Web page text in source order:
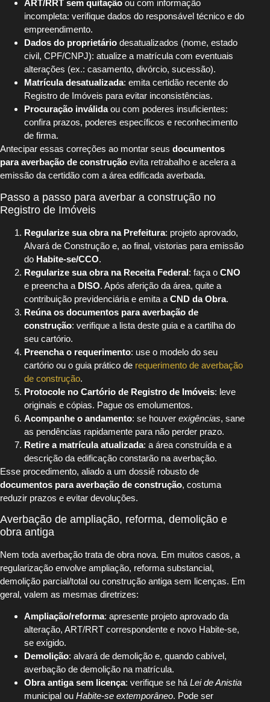
ART/RRT sem quitação ou com informação
incompleta: verifique dados do responsável técnico e do
empreendimento.
Dados do proprietário desatualizados (nome, estado
civil, CPF/CNPJ): atualize a matrícula com eventuais
alterações (ex.: casamento, divórcio, sucessão).
Matrícula desatualizada: emita certidão recente do
Registro de Imóveis para evitar inconsistências.
Procuração inválidaou com poderes insuficientes:
confira prazos, poderes específicos e reconhecimento
de firma.
Antecipar essas correções ao montar seus documentos
para averbação de construção evita retrabalho e acelera a
emissão da certidão com a área edificada averbada.
Passo a passo para averbar a construção no
Registro de Imóveis
Regularize sua obra na Prefeitura: projeto aprovado,
Alvará de Construção e, ao final, vistorias para emissão
do Habite-se/CCO.
Regularize sua obra na Receita Federal: faça o CNO
e preencha a DISO. Após aferição da área, quite a
contribuição previdenciária e emita a CND da Obra.
Reúna os documentos para averbação de
construção: verifique a lista deste guia e a cartilha do
seu cartório.
Preencha o requerimento: use o modelo do seu
cartório ou o guia prático de requerimento de averbação
de construção.
Protocole no Cartório de Registro de Imóveis: leve
originais e cópias. Pague os emolumentos.
Acompanhe o andamento: se houver exigências, sane
as pendências rapidamente para não perder prazo.
Retire a matrícula atualizada: a área construída e a
descrição da edificação constarão na averbação.
Esse procedimento, aliado a um dossiê robusto de
documentos para averbação de construção, costuma
reduzir prazos e evitar devoluções.
Averbação de ampliação, reforma, demolição e
obra antiga
Nem toda averbação trata de obra nova. Em muitos casos, a
regularização envolve ampliação, reforma substancial,
demolição parcial/total ou construção antiga sem licenças. Em
geral, valem as mesmas diretrizes:
Ampliação/reforma: apresente projeto aprovado da
alteração, ART/RRT correspondente e novo Habite-se,
se exigido.
Demolição: alvará de demolição e, quando cabível,
averbação de demolição na matrícula.
Obra antiga sem licença: verifique se háLei de Anistia
municipal ou Habite-se extemporâneo. Pode ser